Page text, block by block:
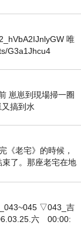
唯
G3a1Jhcu4
崽崽到現場掃一圈
搞到水
《老宅》的時候，
了。那座老宅在地
黑暗，
▽043_吉
六 00:00: